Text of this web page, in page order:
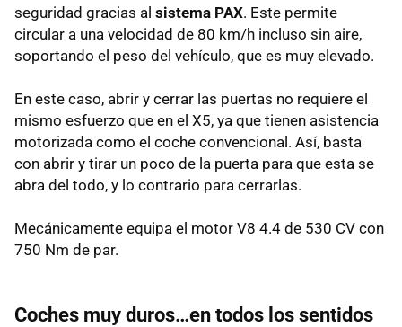
seguridad gracias al sistema PAX. Este permite
circular a una velocidad de 80 km/h incluso sin aire,
soportando el peso del vehículo, que es muy elevado.
En este caso, abrir y cerrar las puertas no requiere el
mismo esfuerzo que en el X5, ya que tienen asistencia
motorizada como el coche convencional. Así, basta
con abrir y tirar un poco de la puerta para que esta se
abra del todo, y lo contrario para cerrarlas.
Mecánicamente equipa el motor V8 4.4 de 530 CV con
750 Nm de par.
Coches muy duros…en todos los sentidos